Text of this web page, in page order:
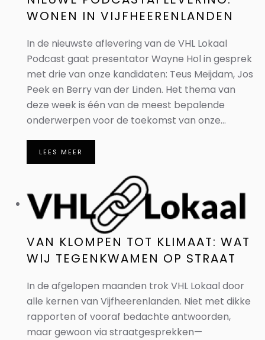
WONEN IN VIJFHEERENLANDEN
In de nieuwste aflevering van de VHL Lokaal
Podcast gaat presentator Wayne Hol in gesprek
met drie van onze kandidaten: Teus Meijdam, Jos
Peek en Berry van der Linden. Het thema van
deze week is één van de meest bepalende
onderwerpen voor de toekomst van onze...
LEES MEER
VAN KLOMPEN TOT KLIMAAT: WAT
WIJ TEGENKWAMEN OP STRAAT
In de afgelopen maanden trok VHL Lokaal door
alle kernen van Vijfheerenlanden. Niet met dikke
rapporten of vooraf bedachte antwoorden,
maar gewoon via straatgesprekken—